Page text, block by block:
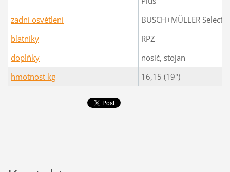
zadní osvětlení
BUSCH+MÜLLER
blatníky
RPZ
doplňky
nosič, stojan
hmotnost kg
16,15 (19")